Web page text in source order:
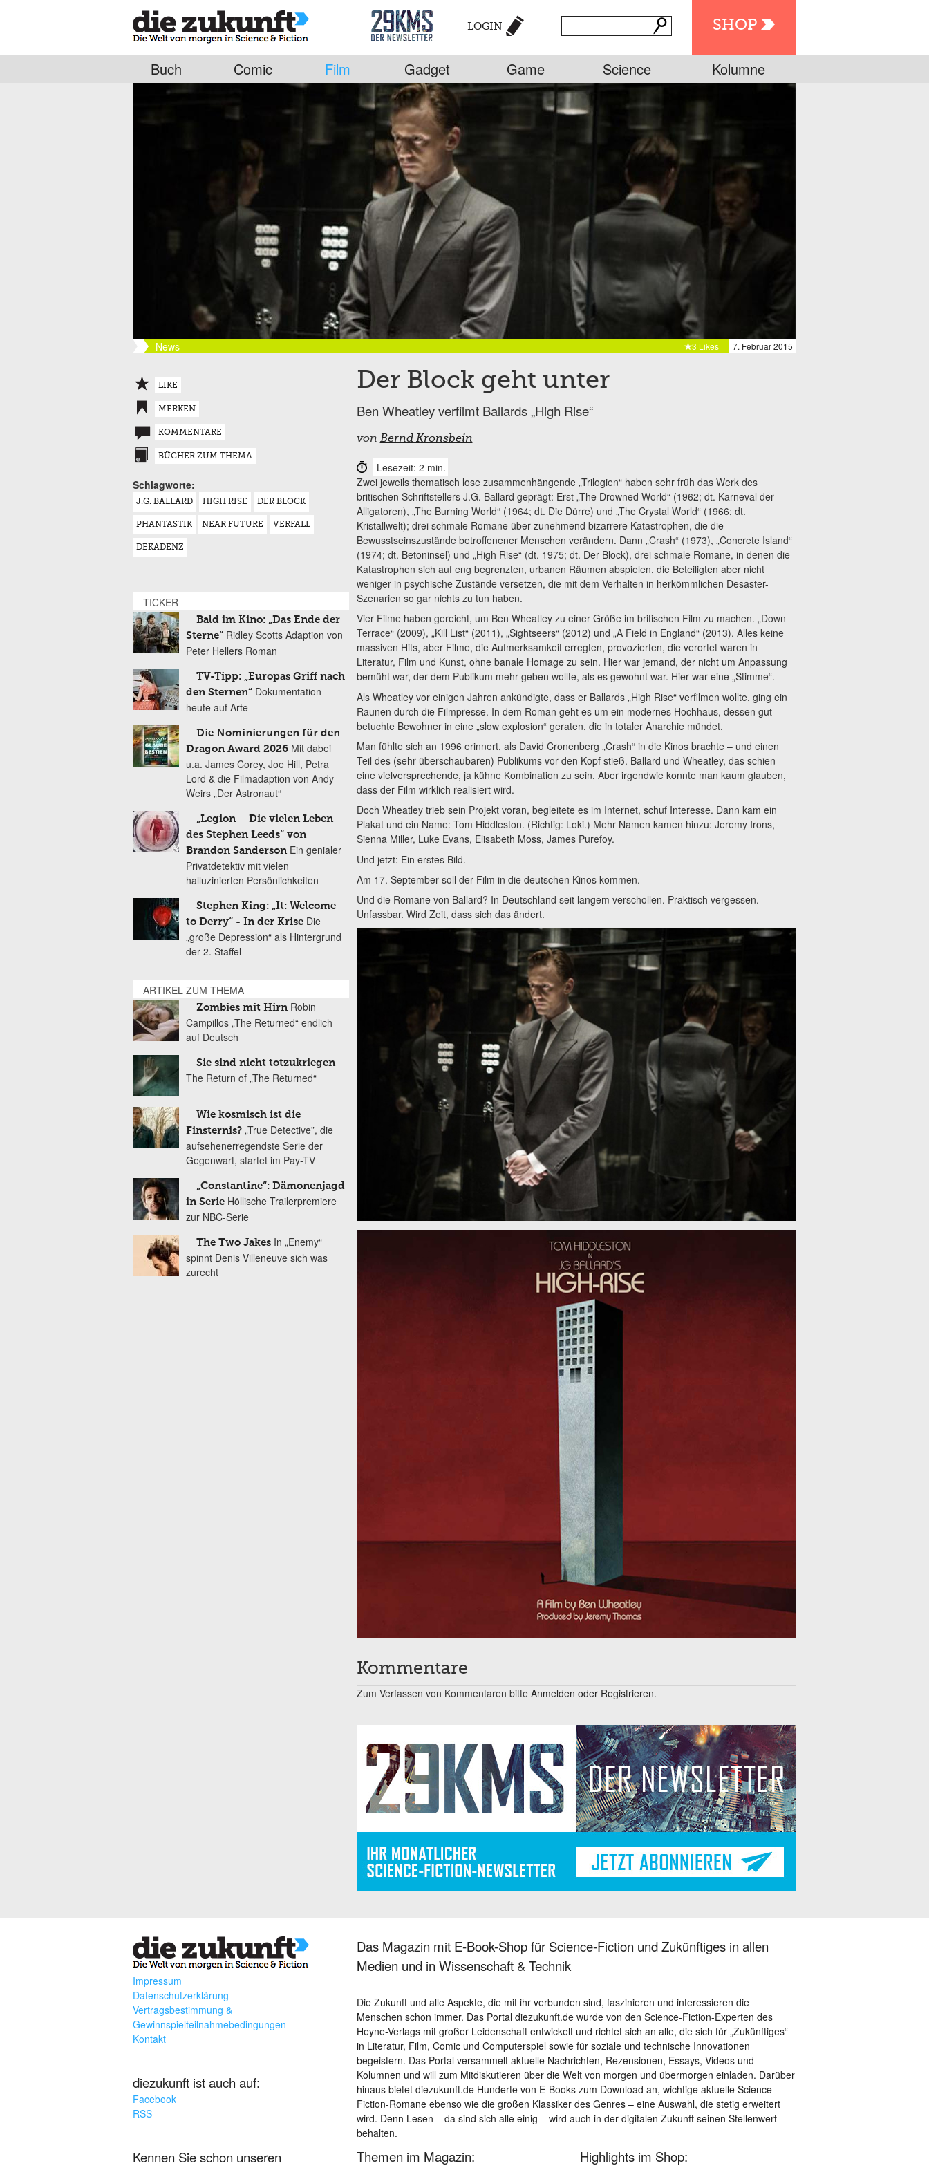
SHOP
LOGIN
Buch Comic Film Gadget Game Science Kolumne
News 7. Februar 2015
3 Likes
Der Block geht unter
Ben Wheatley verfilmt Ballards „High Rise“
von Bernd Kronsbein
Lesezeit: 2 min.
Zwei jeweils thematisch lose zusammenhängende „Trilogien“ haben sehr früh das Werk des
britischen Schriftstellers J.G. Ballard geprägt: Erst „The Drowned World“ (1962; dt. Karneval der
Alligatoren), „The Burning World“ (1964; dt. Die Dürre) und „The Crystal World“ (1966; dt.
Kristallwelt); drei schmale Romane über zunehmend bizarrere Katastrophen, die die
Bewusstseinszustände betroffenener Menschen verändern. Dann „Crash“ (1973), „Concrete Island“
(1974; dt. Betoninsel) und „High Rise“ (dt. 1975; dt. Der Block), drei schmale Romane, in denen die
Katastrophen sich auf eng begrenzten, urbanen Räumen abspielen, die Beteiligten aber nicht
weniger in psychische Zustände versetzen, die mit dem Verhalten in herkömmlichen Desaster-
Szenarien so gar nichts zu tun haben.
Vier Filme haben gereicht, um Ben Wheatley zu einer Größe im britischen Film zu machen. „Down
Terrace“ (2009), „Kill List“ (2011), „Sightseers“ (2012) und „A Field in England“ (2013). Alles keine
massiven Hits, aber Filme, die Aufmerksamkeit erregten, provozierten, die verortet waren in
Literatur, Film und Kunst, ohne banale Homage zu sein. Hier war jemand, der nicht um Anpassung
bemüht war, der dem Publikum mehr geben wollte, als es gewohnt war. Hier war eine „Stimme“.
Als Wheatley vor einigen Jahren ankündigte, dass er Ballards „High Rise“ verfilmen wollte, ging ein
Raunen durch die Filmpresse. In dem Roman geht es um ein modernes Hochhaus, dessen gut
betuchte Bewohner in eine „slow explosion“ geraten, die in totaler Anarchie mündet.
Man fühlte sich an 1996 erinnert, als David Cronenberg „Crash“ in die Kinos brachte – und einen
Teil des (sehr überschaubaren) Publikums vor den Kopf stieß. Ballard und Wheatley, das schien
eine vielversprechende, ja kühne Kombination zu sein. Aber irgendwie konnte man kaum glauben,
dass der Film wirklich realisiert wird.
Doch Wheatley trieb sein Projekt voran, begleitete es im Internet, schuf Interesse. Dann kam ein
Plakat und ein Name: Tom Hiddleston. (Richtig: Loki.) Mehr Namen kamen hinzu: Jeremy Irons,
Sienna Miller, Luke Evans, Elisabeth Moss, James Purefoy.
Und jetzt: Ein erstes Bild.
Am 17. September soll der Film in die deutschen Kinos kommen.
Und die Romane von Ballard? In Deutschland seit langem verschollen. Praktisch vergessen.
Unfassbar. Wird Zeit, dass sich das ändert.
Kommentare
Zum Verfassen von Kommentaren bitte Anmelden oder Registrieren.
LIKE
MERKEN
KOMMENTARE
BÜCHER ZUM THEMA
Schlagworte:
J.G. BALLARD HIGH RISE DER BLOCK
PHANTASTIK NEAR FUTURE VERFALL
DEKADENZ
TICKER
Bald im Kino: „Das Ende der
Sterne“ Ridley Scotts Adaption von
Peter Hellers Roman
TV-Tipp: „Europas Griff nach
den Sternen“ Dokumentation
heute auf Arte
Die Nominierungen für den
Dragon Award 2026 Mit dabei
u.a. James Corey, Joe Hill, Petra
Lord & die Filmadaption von Andy
Weirs „Der Astronaut“
„Legion – Die vielen Leben
des Stephen Leeds“ von
Brandon Sanderson Ein genialer
Privatdetektiv mit vielen
halluzinierten Persönlichkeiten
Stephen King: „It: Welcome
to Derry“ - In der Krise Die
„große Depression“ als Hintergrund
der 2. Staffel
ARTIKEL ZUM THEMA
Zombies mit Hirn Robin
Campillos „The Returned“ endlich
auf Deutsch
Sie sind nicht totzukriegen
The Return of „The Returned“
Wie kosmisch ist die
Finsternis? „True Detective”, die
aufsehenerregendste Serie der
Gegenwart, startet im Pay-TV
„Constantine“: Dämonenjagd
in Serie Höllische Trailerpremiere
zur NBC-Serie
The Two Jakes In „Enemy“
spinnt Denis Villeneuve sich was
zurecht
Impressum
Datenschutzerklärung
Vertragsbestimmung &
Gewinnspielteilnahmebedingungen
Kontakt
diezukunft ist auch auf:
Facebook
RSS
Kennen Sie schon unseren
Das Magazin mit E-Book-Shop für Science-Fiction und Zukünftiges in allen
Medien und in Wissenschaft & Technik
Die Zukunft und alle Aspekte, die mit ihr verbunden sind, faszinieren und interessieren die
Menschen schon immer. Das Portal diezukunft.de wurde von den Science-Fiction-Experten des
Heyne-Verlags mit großer Leidenschaft entwickelt und richtet sich an alle, die sich für „Zukünftiges“
in Literatur, Film, Comic und Computerspiel sowie für soziale und technische Innovationen
begeistern. Das Portal versammelt aktuelle Nachrichten, Rezensionen, Essays, Videos und
Kolumnen und will zum Mitdiskutieren über die Welt von morgen und übermorgen einladen. Darüber
hinaus bietet diezukunft.de Hunderte von E-Books zum Download an, wichtige aktuelle Science-
Fiction-Romane ebenso wie die großen Klassiker des Genres – eine Auswahl, die stetig erweitert
wird. Denn Lesen – da sind sich alle einig – wird auch in der digitalen Zukunft seinen Stellenwert
behalten.
Themen im Magazin: Highlights im Shop: